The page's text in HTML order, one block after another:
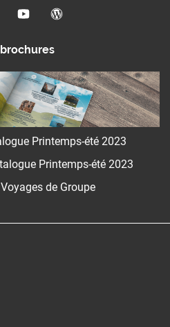
Printemps-été 2023
Printemps-été 2023
de Groupe